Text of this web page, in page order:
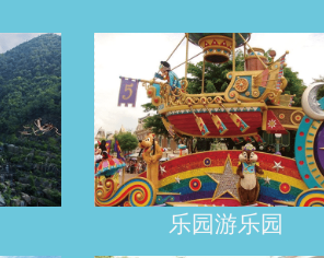
乐园游乐场
乐园游乐园